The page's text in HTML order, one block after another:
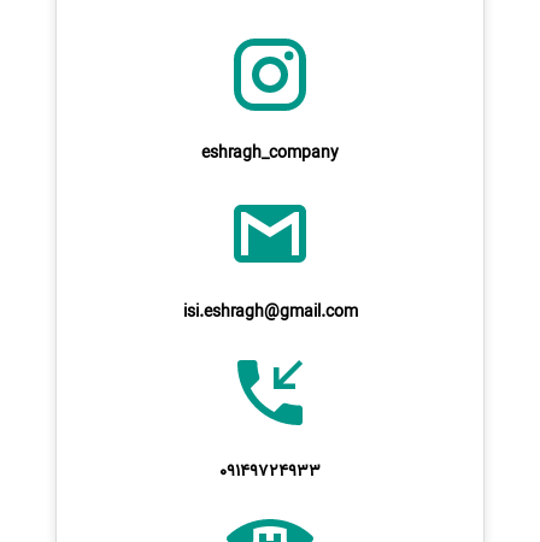
eshragh_company
isi.eshragh@gmail.com
09149724933